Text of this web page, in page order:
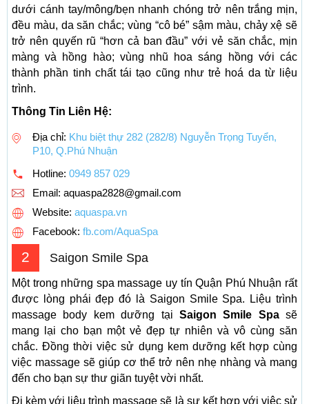
dưới cánh tay/mông/bẹn nhanh chóng trở nên trắng mịn,
đều màu, da săn chắc; vùng “cô bé” sậm màu, chảy xệ sẽ
trở nên quyến rũ “hơn cả ban đầu” với vẻ săn chắc, mịn
màng và hồng hào; vùng nhũ hoa sáng hồng với các
thành phần tinh chất tái tạo cũng như trẻ hoá da từ liệu
trình.
Thông Tin Liên Hệ:
Địa chỉ: Khu biệt thự 282 (282/8) Nguyễn Trọng Tuyển,
P10, Q.Phú Nhuận
Hotline: 0949 857 029
Email: aquaspa2828@gmail.com
Website: aquaspa.vn
Facebook: fb.com/AquaSpa
2 Saigon Smile Spa
Một trong những spa massage uy tín Quận Phú Nhuận rất
được lòng phái đẹp đó là Saigon Smile Spa. Liệu trình
massage body kem dưỡng tại Saigon Smile Spasẽ
mang lại cho bạn một vẻ đẹp tự nhiên và vô cùng săn
chắc. Đồng thời việc sử dụng kem dưỡng kết hợp cùng
việc massage sẽ giúp cơ thể trở nên nhẹ nhàng và mang
đến cho bạn sự thư giãn tuyệt vời nhất.
Đi kèm với liệu trình massage sẽ là sự kết hợp với việc sử